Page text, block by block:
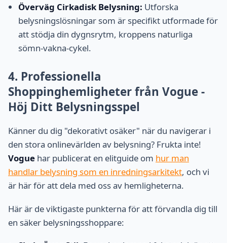
Överväg Cirkadisk Belysning: Utforska
belysningslösningar som är specifikt utformade för
att stödja din dygnsrytm, kroppens naturliga
sömn-vakna-cykel.
4. Professionella
Shoppinghemligheter från Vogue -
Höj Ditt Belysningsspel
Känner du dig "dekorativt osäker" när du navigerar i
den stora onlinevärlden av belysning? Frukta inte!
Vogue har publicerat en elitguide om hur man
handlar belysning som en inredningsarkitekt, och vi
är här för att dela med oss av hemligheterna.
Här är de viktigaste punkterna för att förvandla dig till
en säker belysningsshoppare: